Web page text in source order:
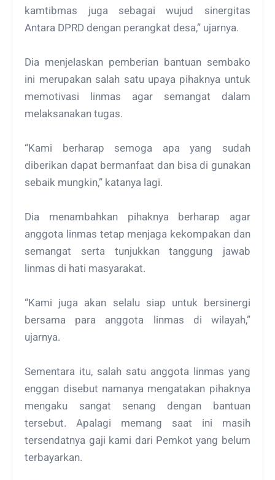
kamtibmas juga sebagai wujud sinergitas
Antara DPRD dengan perangkat desa,” ujarnya.
Dia menjelaskan pemberian bantuan sembako
ini merupakan salah satu upaya pihaknya untuk
memotivasi linmas agar semangat dalam
melaksanakan tugas.
“Kami berharap semoga apa yang sudah
diberikan dapat bermanfaat dan bisa di gunakan
sebaik mungkin,” katanya lagi.
Dia menambahkan pihaknya berharap agar
anggota linmas tetap menjaga kekompakan dan
semangat serta tunjukkan tanggung jawab
linmas di hati masyarakat.
“Kami juga akan selalu siap untuk bersinergi
bersama para anggota linmas di wilayah,”
ujarnya.
Sementara itu, salah satu anggota linmas yang
enggan disebut namanya mengatakan pihaknya
mengaku sangat senang dengan bantuan
tersebut. Apalagi memang saat ini masih
tersendatnya gaji kami dari Pemkot yang belum
terbayarkan.